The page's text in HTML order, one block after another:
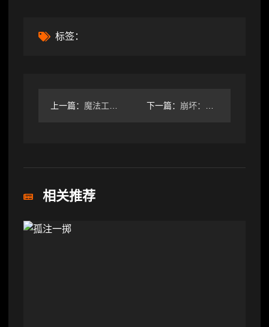
标签：
上一篇： 魔法工艺《魔法工艺》新手法师需知的各类小Tips—教你更快打 下一篇： 崩坏：星穹铁道【V3.7攻略】大丽花前瞻攻略，涵盖配装选择、
相关推荐